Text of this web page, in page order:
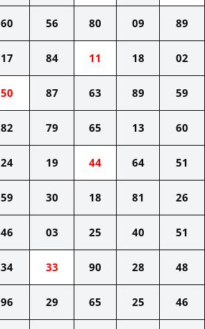
60 56 80 09 89
17 84 11 18 02
50 87 63 89 59
82 79 65 13 60
24 19 44 64 51
59 30 18 81 26
46 03 25 40 51
34 33 90 28 48
96 29 65 25 46